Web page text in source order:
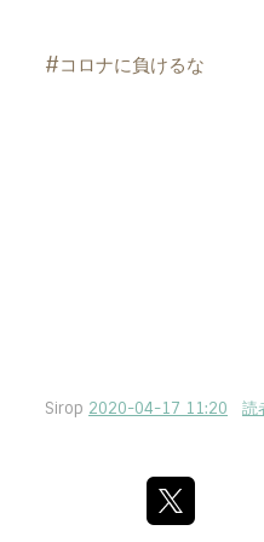
#コロナに負けるな
Sirop 2020-04-17 11:20 読